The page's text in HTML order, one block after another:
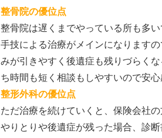
整骨院の優位点
整骨院は遅くまでやっている所も多
手技による治療がメインになります
みが引きやすく後遺症も残りづらく
ち時間も短く相談もしやすいので安心
整形外科の優位点
ただ治療を続けていくと、保険会社
やりとりや後遺症が残った場合、診